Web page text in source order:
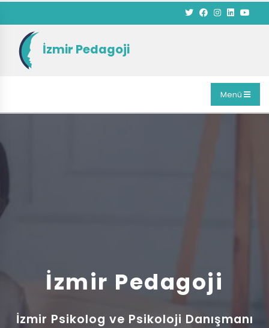
İzmir Pedagoji
Menü
İzmir Pedagoji
İzmir Psikolog ve Psikoloji Danışmanı